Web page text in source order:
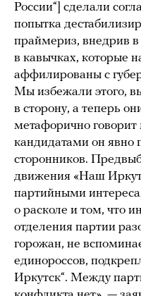
России“] сделали
попытка
праймериз, внедрив в
в кавычках, которые
аффилированы с
Мы избежали этого,
в сторону, а теперь
метафорично
кандидатами он явно
сторонников.
движения «Наш
партийными
о расколе и том, что
отделения партии
горожан, не
единороссов,
Иркутск“. Между